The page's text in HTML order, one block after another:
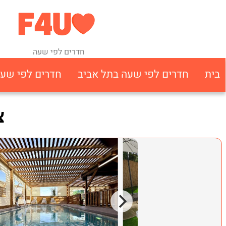
חדרים לפי שעה
בית חדרים לפי שעה בתל אביב חדרים לפי